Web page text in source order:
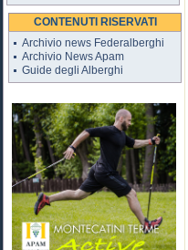
CONTENUTI RISERVATI
Archivio news Federalberghi
Archivio News Apam
Guide degli Alberghi